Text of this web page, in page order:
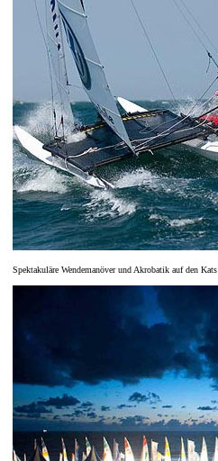
Spektakuläre Wendemanöver und Akrobatik auf den Kats